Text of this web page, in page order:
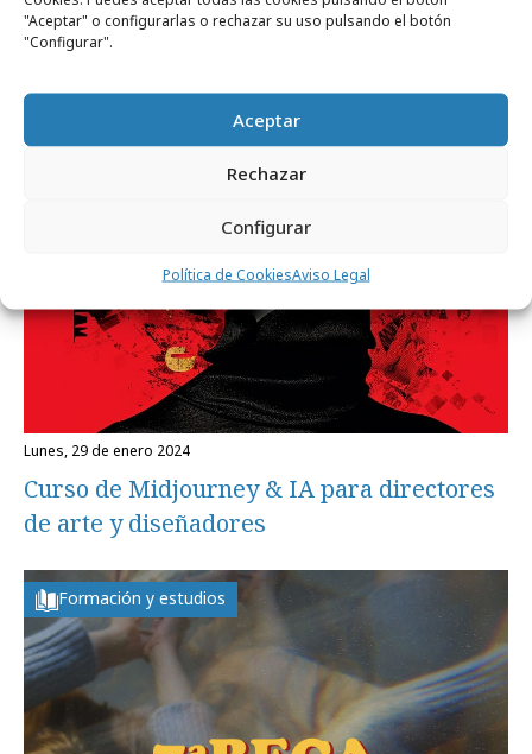
"Aceptar" o configurarlas o rechazar su uso pulsando el botón
"Configurar".
Aceptar
Rechazar
Configurar
Política de CookiesAviso Legal
lunes, 29 de enero 2024
Curso de Midjourney & IA para directores
de arte y diseñadores
Formación y estudios